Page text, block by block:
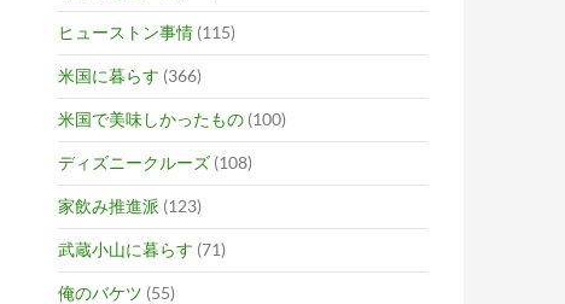
ヒューストン事情 (115)
米国に暮らす (366)
米国で美味しかったもの (100)
ディズニークルーズ (108)
家飲み推進派 (123)
武蔵小山に暮らす (71)
俺のバケツ (55)